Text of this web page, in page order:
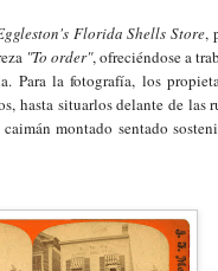
Florida Shells Store,
"To order", ofreciéndose a
Para la fotografía, los
, hasta situarlos delante de las
montado sentado